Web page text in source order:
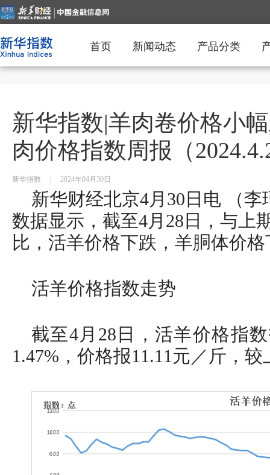
首页 新闻动态 产品分类
新华指数|羊肉卷价格小
肉价格指数周报（
新华指数 2024年04月30日
新华财经北京4月30日电 （
数据显示，截至4月28日，与上
比，活羊价格下跌，羊胴体价
活羊价格指数走势
截至4月28日，活羊价格指
1.47%，价格报11.11元／斤，